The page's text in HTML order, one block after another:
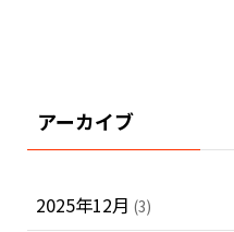
アーカイブ
2025年12月 (3)